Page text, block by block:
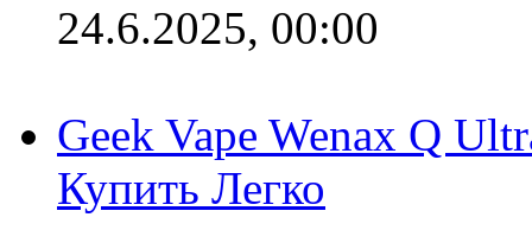
24.6.2025, 00:00
Geek Vape Wenax Q
Купить Легко